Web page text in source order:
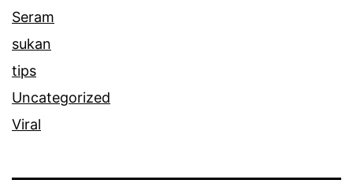
Seram
sukan
tips
Uncategorized
Viral